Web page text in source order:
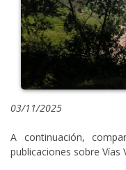
03/11/2025
A continuación,
publicaciones sobre Vías